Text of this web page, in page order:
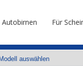
Autobirnen Für